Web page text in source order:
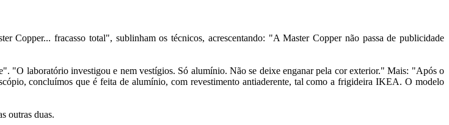
Copper... fracasso total", sublinham os técnicos, acrescentando: "A Master Copper não passa de publicidade
"O laboratório investigou e nem vestígios. Só alumínio. Não se deixe enganar pela cor exterior." Mais: "Após o
concluímos que é feita de alumínio, com revestimento antiaderente, tal como a frigideira IKEA. O modelo
outras duas.